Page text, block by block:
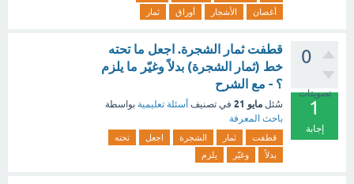
أغصان
الأشجار أوراق ثمار
0
تصويتات
1
إجابة
قطفت ثمار الشجرة. اجعل ما تحته
خط (ثمار الشجرة) بدلاً وغيّر ما يلزم
؟ - مع الشرح
سُئل مايو 21 في تصنيف أسئلة تعليمية بواسطة
باحث المعرفة
قطفت ثمار الشجرة اجعل
تحته
بدلاً
وغيّر يلزم